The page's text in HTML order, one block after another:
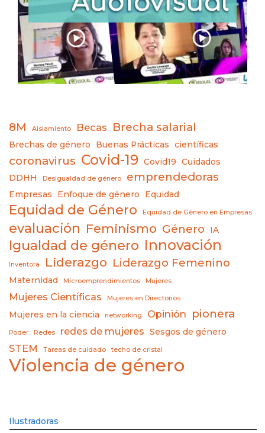
8M Aislamiento Becas Brecha salarial
Brechas de género Buenas Prácticas científicas
coronavirus Covid-19 Covid19
Cuidados
DDHH
Desigualdad de género emprendedoras
Empresas Enfoque de género Equidad
Equidad de Género Equidad de Género en Empresas
evaluación Feminismo Género IA
Igualdad de género Innovación
Inventora Liderazgo Liderazgo Femenino
Maternidad Microemprendimientos Mujeres
Mujeres Científicas Mujeres en Directorios
Mujeres en la ciencia networking Opinión pionera
Poder Redes redes de mujeres Sesgos de género
STEM Tareas de cuidado techo de cristal
Violencia de género
Ilustradoras